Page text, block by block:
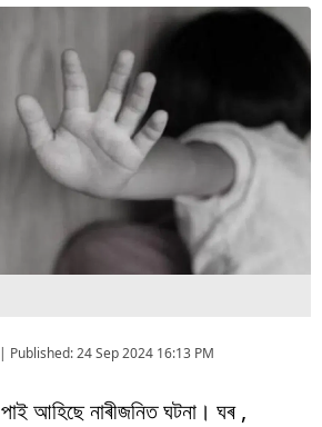
| Published:24 Sep 2024 16:13 PM
আহিছে নাৰীজনিত ঘটনা। ঘৰ ,